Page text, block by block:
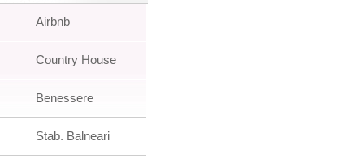
Airbnb
Country House
Benessere
Stab. Balneari